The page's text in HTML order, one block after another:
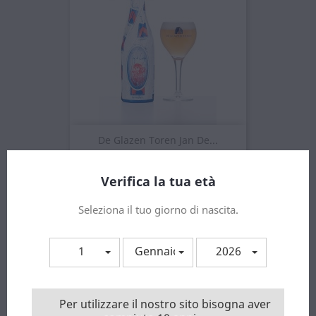
De Glazen Toren Jan De...
Verifica la tua età
Seleziona il tuo giorno di nascita.
1 Gennaio 2026
Per utilizzare il nostro sito bisogna aver